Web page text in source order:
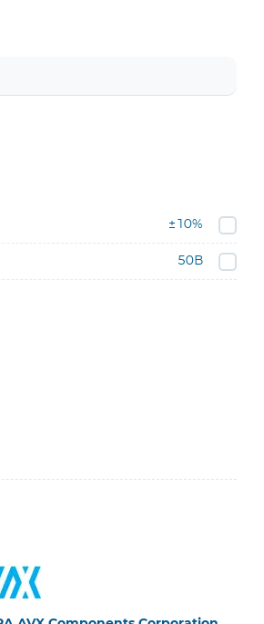
±10%
50В